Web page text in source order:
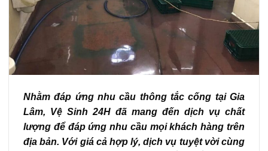
Nhằm đáp ứng nhu cầu thông tắc cống tại Gia
Lâm, Vệ Sinh 24H đã mang đến dịch vụ chất
lượng để đáp ứng nhu cầu mọi khách hàng trên
địa bản. Với giá cả hợp lý, dịch vụ tuyệt vời cùng